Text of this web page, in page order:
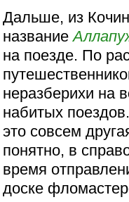
Дальше, из
название
на поезде. По
неразберихи на
набитых
это совсем
понятно, в
время
доске